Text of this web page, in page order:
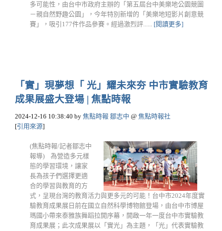
多可能性，由台中市政府主辦的「第五屆台中美樂地公園競圖
－親自然野趣公園」，今年特別新增的「美樂地短影片創意競
賽」，吸引177件作品參賽。經過激烈評...... [閱讀更多]
「實」現夢想「 光」耀未來夯 中市實驗教育
成果展盛大登場 | 焦點時報
2024-12-16 10:38:40 by 焦點時報 鄒志中 @ 焦點時報社
[引用來源]
(焦點時報/記者鄒志中
報導) 為營造多元樣
態的學習環境，讓家
長為孩子們選擇更適
合的學習與教育的方
式，呈現台灣的教育活力與更多元的可能！台中市2024年度實
驗教育成果展日前在國立自然科學博物館登場，由台中市博屋
瑪國小帶來泰雅族舞蹈拉開序幕，開啟一年一度台中市實驗教
育成果展；此次成果展以「實光」為主題，「光」代表實驗教